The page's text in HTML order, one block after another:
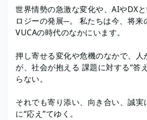
世界情勢の急激な変化や、AIやDX
ロジーの発展─。 私たちは今、将来
VUCAの時代のなかにいます。
押し寄せる変化や危機のなかで、人
が、社会が抱える 課題に対する“答
らない。
それでも寄り添い、向き合い、誠実
に“応え”てゆく。